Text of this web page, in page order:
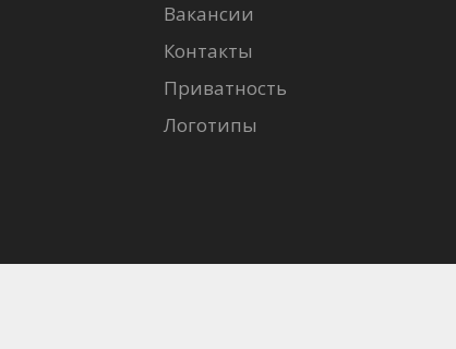
Вакансии
Контакты
Приватность
Логотипы